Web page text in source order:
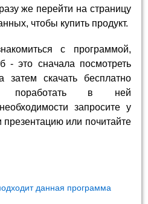
же перейти на страницу
чтобы купить продукт.
с программой,
- это сначала посмотреть
затем скачать бесплатно
в ней
запросите у
презентацию или почитайте
данная программа